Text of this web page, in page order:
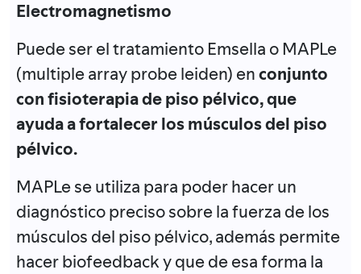
Electromagnetismo
Puede ser el tratamiento Emsella o MAPLe
(multiple array probe leiden) enconjunto
con fisioterapia de piso pélvico, que
ayuda a fortalecer los músculos del piso
pélvico.
MAPLe se utiliza para poder hacer un
diagnóstico preciso sobre la fuerza de los
músculos del piso pélvico, además permite
hacer biofeedback y que de esa forma la